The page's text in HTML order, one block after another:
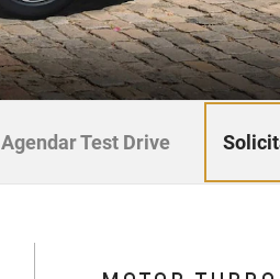
Agendar Test Drive